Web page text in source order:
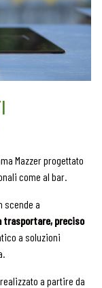
Mazzer progettato
come al bar.
scende a
trasportare, preciso
a soluzioni
a partire da